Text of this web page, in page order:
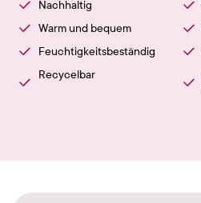
Nachhaltig
Warm und bequem
Feuchtigkeitsbeständig
Recycelbar